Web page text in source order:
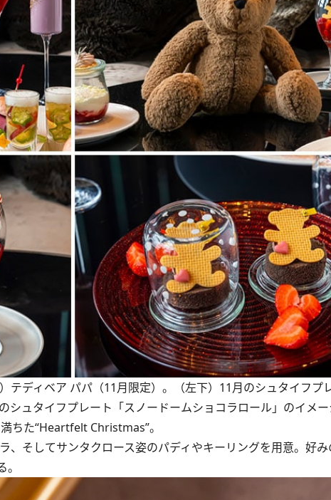
テディベア パパ（11月限定）。（左下）11月のシュタイフプ
シュタイフプレート「スノードームショコラロール」のイメ
ちた“Heartfelt Christmas”。
そしてサンタクロース姿のパディやキーリングを用意。好